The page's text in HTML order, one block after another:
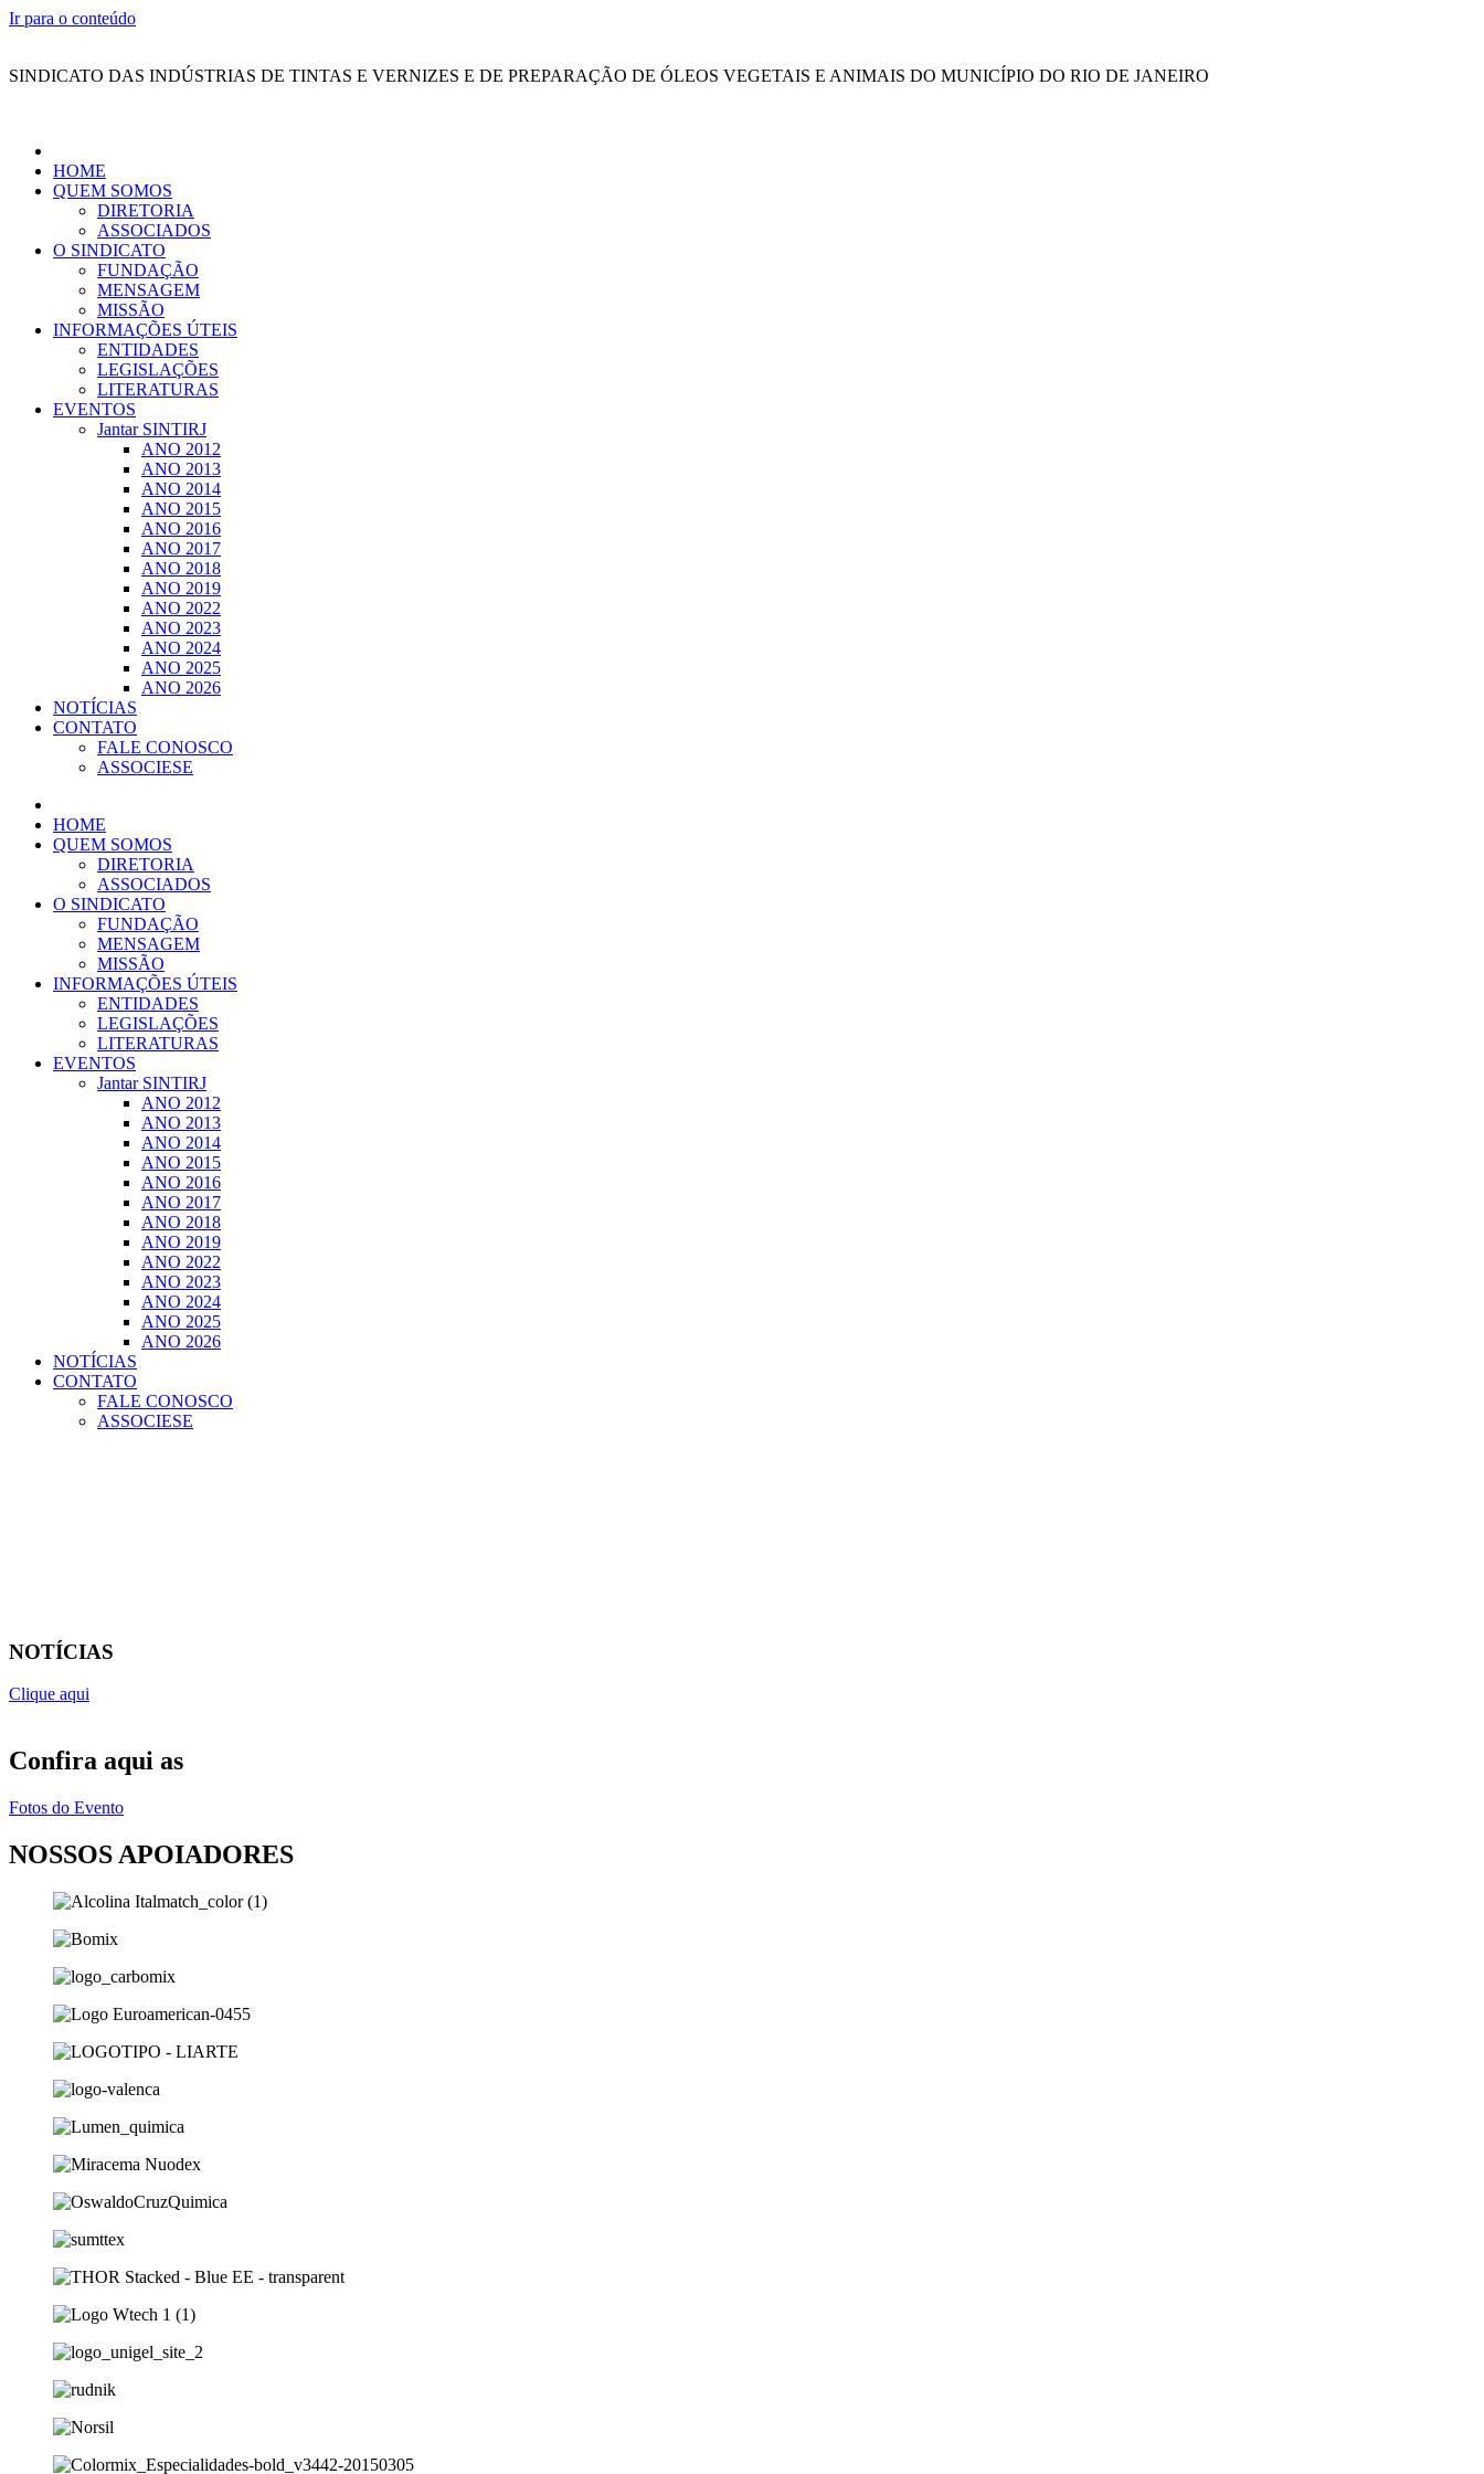
Ir para o conteúdo
SINDICATO DAS INDÚSTRIAS DE TINTAS E VERNIZES E DE PREPARAÇÃO DE ÓLEOS VEGETAIS E ANIMAIS DO MUNICÍPIO DO RIO DE JANEIRO
HOME
QUEM SOMOS
DIRETORIA
ASSOCIADOS
O SINDICATO
FUNDAÇÃO
MENSAGEM
MISSÃO
INFORMAÇÕES ÚTEIS
ENTIDADES
LEGISLAÇÕES
LITERATURAS
EVENTOS
Jantar SINTIRJ
ANO 2012
ANO 2013
ANO 2014
ANO 2015
ANO 2016
ANO 2017
ANO 2018
ANO 2019
ANO 2022
ANO 2023
ANO 2024
ANO 2025
ANO 2026
NOTÍCIAS
CONTATO
FALE CONOSCO
ASSOCIESE
HOME
QUEM SOMOS
DIRETORIA
ASSOCIADOS
O SINDICATO
FUNDAÇÃO
MENSAGEM
MISSÃO
INFORMAÇÕES ÚTEIS
ENTIDADES
LEGISLAÇÕES
LITERATURAS
EVENTOS
Jantar SINTIRJ
ANO 2012
ANO 2013
ANO 2014
ANO 2015
ANO 2016
ANO 2017
ANO 2018
ANO 2019
ANO 2022
ANO 2023
ANO 2024
ANO 2025
ANO 2026
NOTÍCIAS
CONTATO
FALE CONOSCO
ASSOCIESE
NOTÍCIAS
Clique aqui
Confira aqui as
Fotos do Evento
NOSSOS APOIADORES